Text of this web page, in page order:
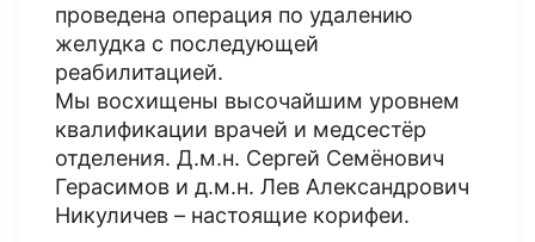
проведена операция по удалению
желудка с последующей
реабилитацией.
Мы восхищены высочайшим уровнем
квалификации врачей и медсестёр
отделения. Д.м.н. Сергей Семёнович
Герасимов и д.м.н. Лев Александрович
Никуличев – настоящие корифеи.